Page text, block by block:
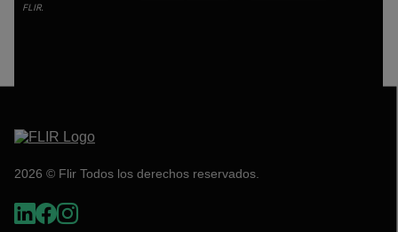
FLIR.
2026 © Flir Todos los derechos reservados.